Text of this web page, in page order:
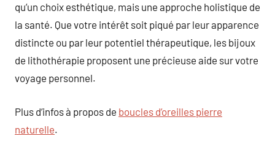
qu’un choix esthétique, mais une approche holistique de
la santé. Que votre intérêt soit piqué par leur apparence
distincte ou par leur potentiel thérapeutique, les bijoux
de lithothérapie proposent une précieuse aide sur votre
voyage personnel.
Plus d’infos à propos de boucles d’oreilles pierre
naturelle.